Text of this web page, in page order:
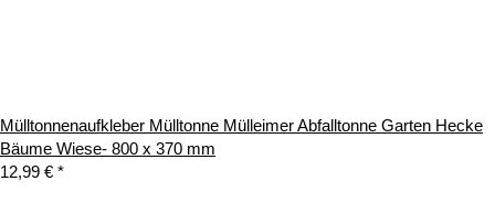
Mülltonnenaufkleber Mülltonne Mülleimer Abfalltonne Garten Hecke
Bäume Wiese- 800 x 370 mm
12,99 € *